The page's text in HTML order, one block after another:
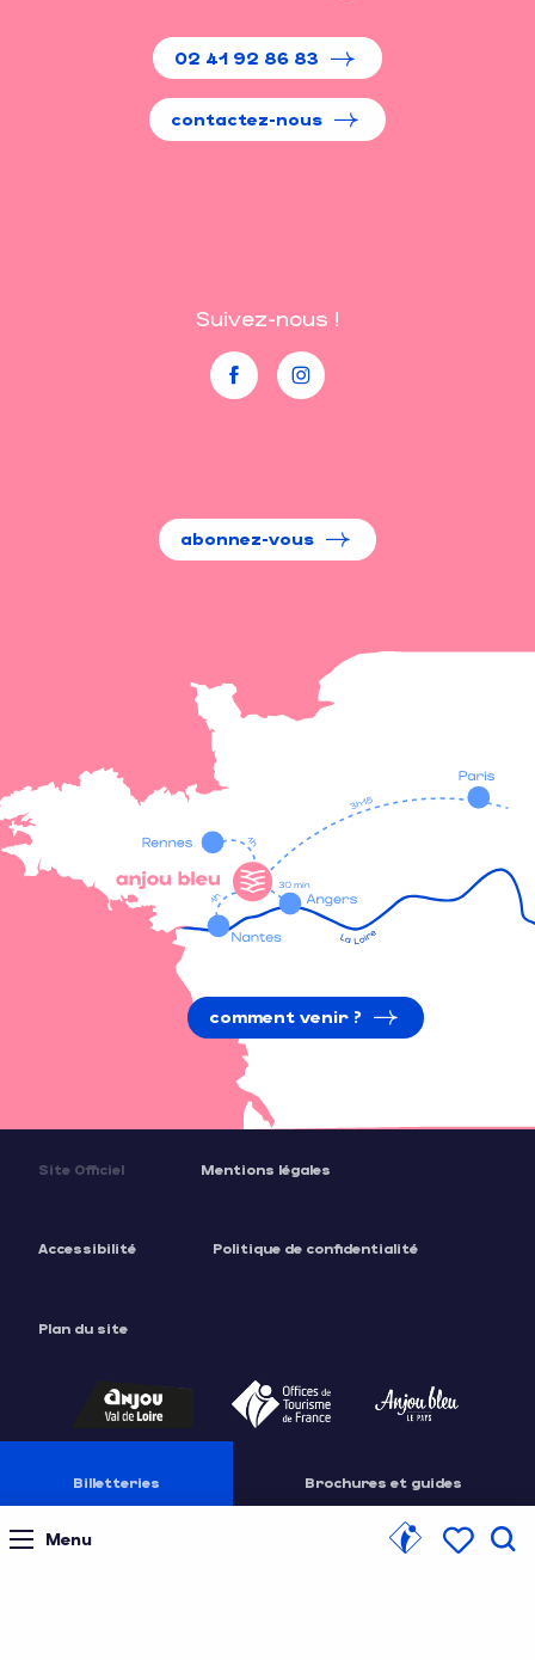
Menu
02 41 92 86 83
contactez-nous
Suivez-nous !
abonnez-vous
comment venir ?
Site Officiel Mentions légales
Accessibilité Politique de confidentialité
Plan du site
Billetteries Brochures et guides